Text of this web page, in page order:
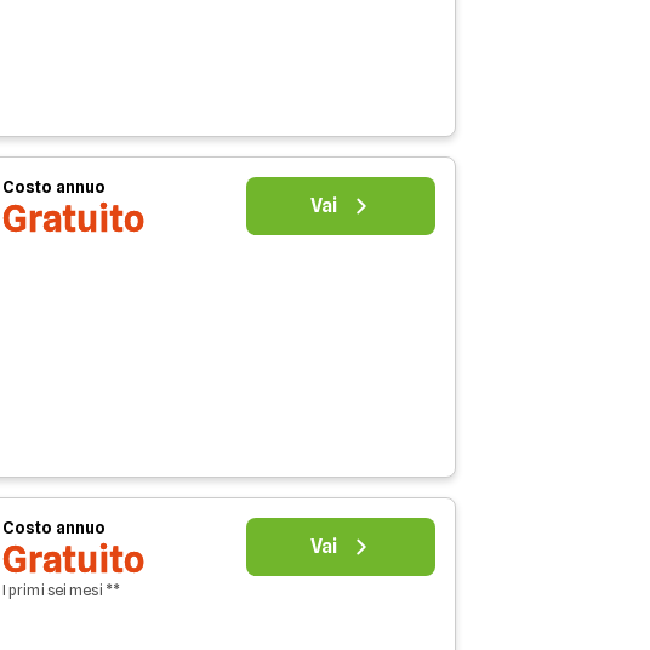
Costo annuo
Gratuito Vai
Costo annuo
Gratuito
I primi sei mesi **
Vai